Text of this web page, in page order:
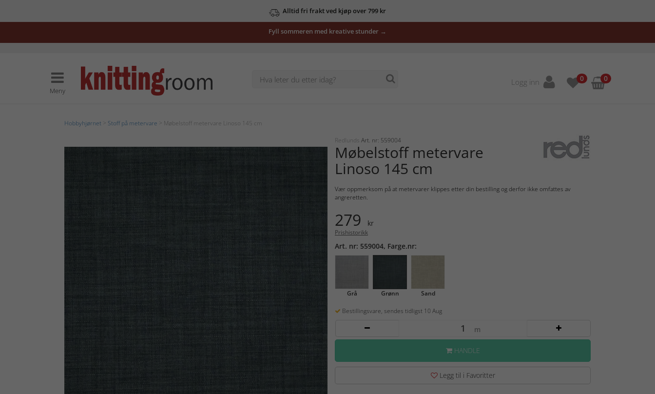
Alltid fri frakt ved kjøp over 799 kr
Fyll sommeren med kreative stunder →
Meny
Logg inn 0 0
Hobbyhjørnet Stoff på metervare > Møbelstoff metervare Linoso 145 cm
Redlunds Art. nr: 559004
Møbelstoff metervare
Linoso 145 cm
Vær oppmerksom på at metervarer klippes etter din bestilling og derfor ikke omfattes av
angreretten.
279 kr
Prishistorikk
Art. nr: 559004, Farge.nr:
Grå Grønn Sand
Bestillingsvare, sendes tidligst 10 Aug
m
HANDLE
Legg til i Favoritter